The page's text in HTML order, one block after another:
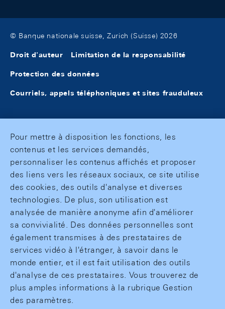
© Banque nationale suisse, Zurich (Suisse) 2026
Droit d'auteur Limitation de la responsabilité
Protection des données
Courriels, appels téléphoniques et sites frauduleux
Pour mettre à disposition les fonctions, les
contenus et les services demandés,
personnaliser les contenus affichés et proposer
des liens vers les réseaux sociaux, ce site utilise
des cookies, des outils d'analyse et diverses
technologies. De plus, son utilisation est
analysée de manière anonyme afin d'améliorer
sa convivialité. Des données personnelles sont
également transmises à des prestataires de
services vidéo à l'étranger, à savoir dans le
monde entier, et il est fait utilisation des outils
d'analyse de ces prestataires. Vous trouverez de
plus amples informations à la rubrique Gestion
des paramètres.